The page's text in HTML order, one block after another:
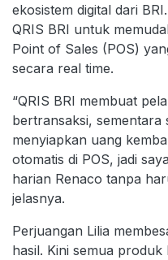
ekosistem digital dari
QRIS BRI untuk
Point of Sales (POS)
secara real time.
“QRIS BRI membuat
bertransaksi,
menyiapkan uang
otomatis di POS, jadi
harian Renaco tanpa
jelasnya.
Perjuangan Lilia
hasil. Kini semua